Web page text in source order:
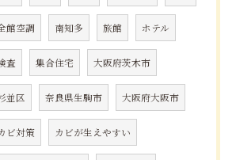
館空調 南知多 旅館 ホテル
査 集合住宅 大阪府茨木市
並区 奈良県生駒市 大阪府大阪市
ビ対策 カビが生えやすい